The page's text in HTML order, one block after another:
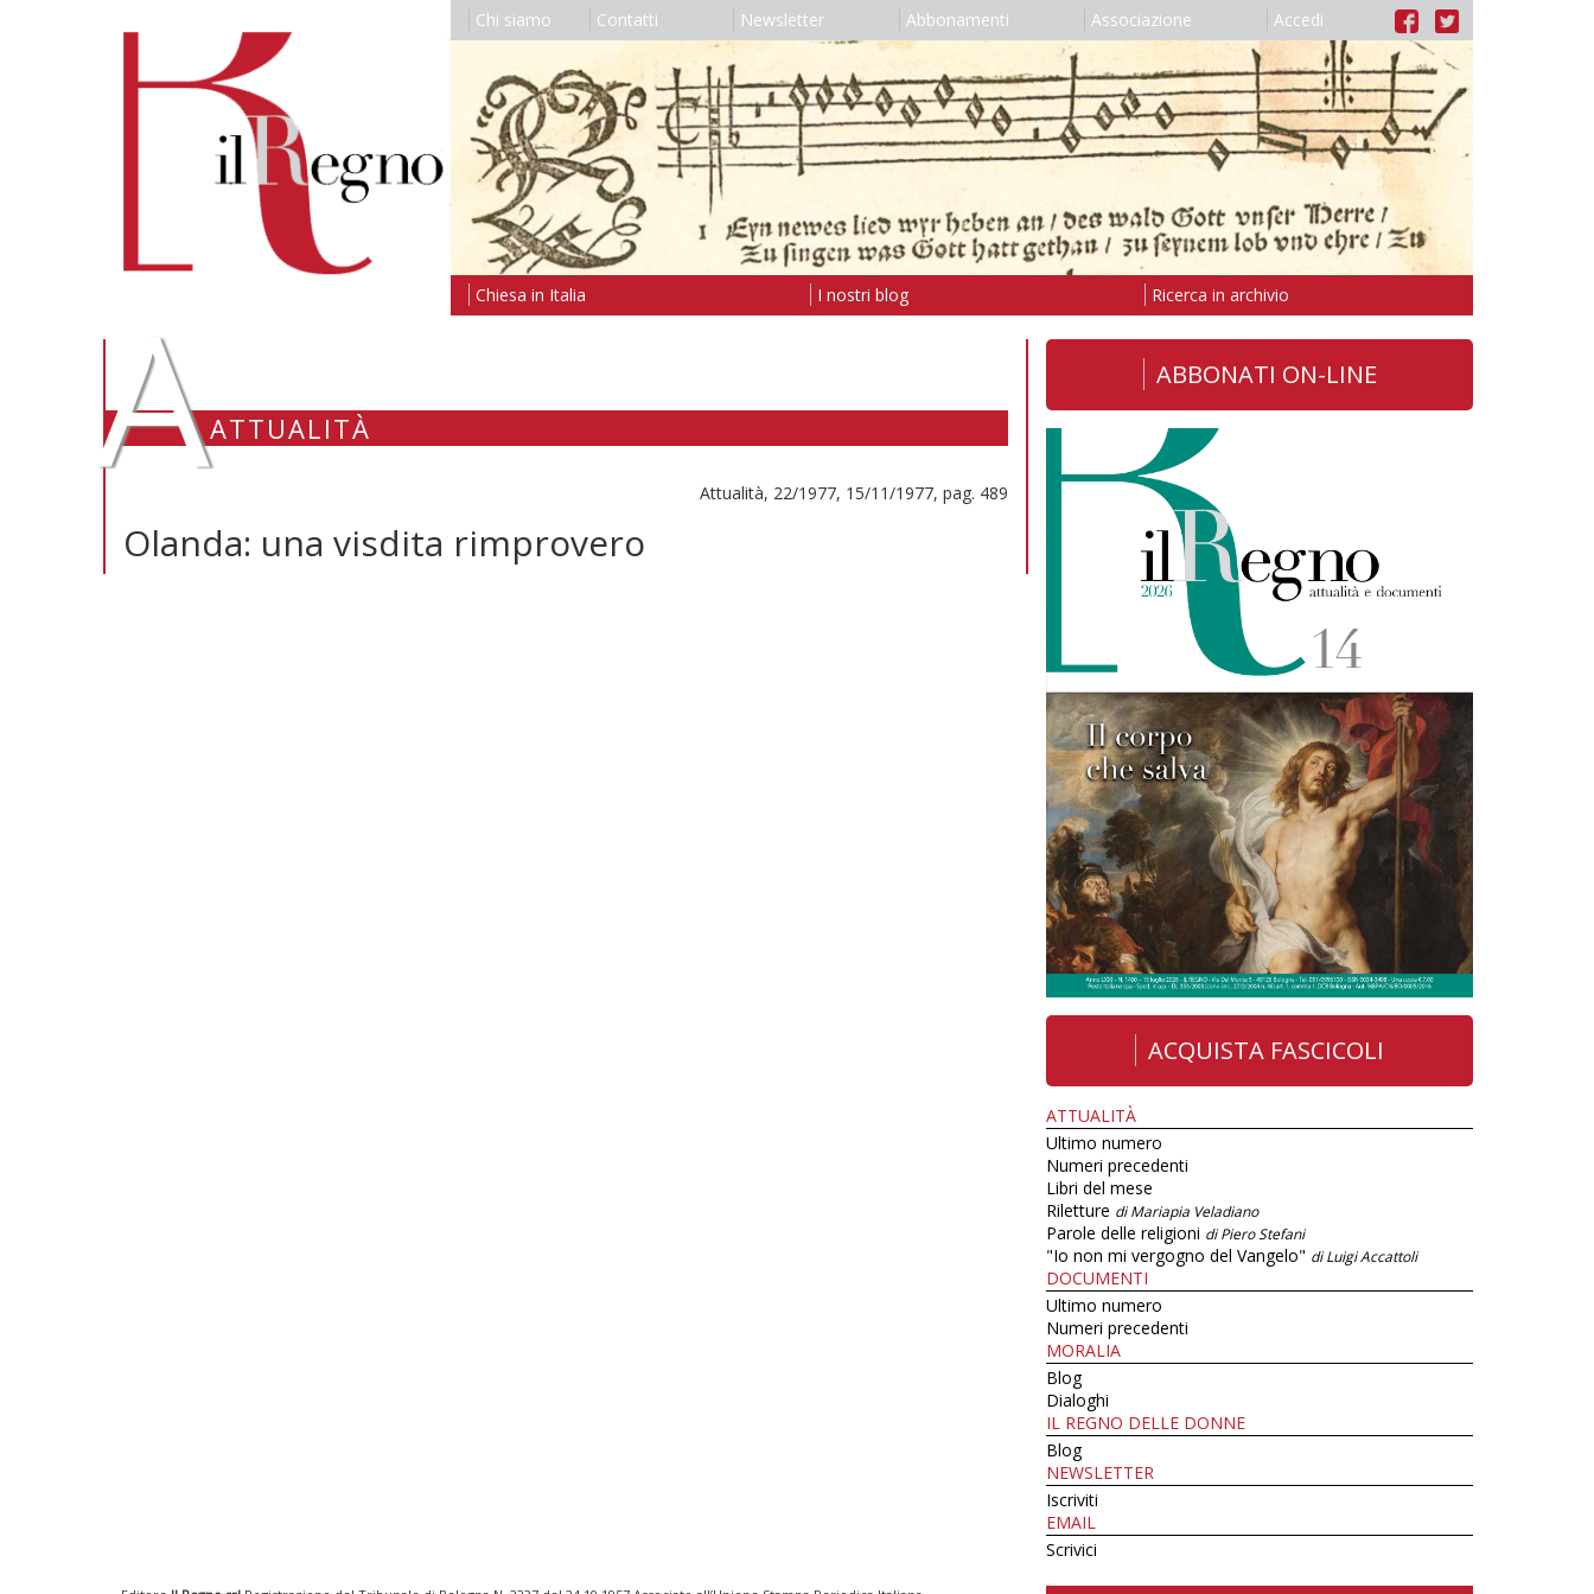
Chi siamo Contatti Newsletter Abbonamenti Associazione Accedi
Chiesa in Italia I nostri blog Ricerca in archivio
AATTUALITÀ
Attualità, 22/1977, 15/11/1977, pag. 489
Olanda: una visdita rimprovero
ABBONATI ON-LINE
ACQUISTA FASCICOLI
ATTUALITÀ
Ultimo numero
Numeri precedenti
Libri del mese
Riletture di Mariapia Veladiano
Parole delle religioni di Piero Stefani
"Io non mi vergogno del Vangelo" di Luigi Accattoli
DOCUMENTI
Ultimo numero
Numeri precedenti
MORALIA
Blog
Dialoghi
IL REGNO DELLE DONNE
Blog
NEWSLETTER
Iscriviti
EMAIL
Scrivici